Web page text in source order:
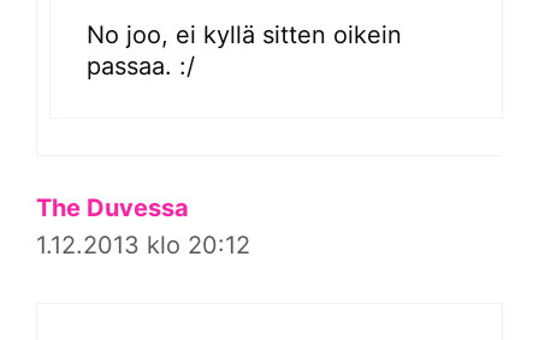
No joo, ei kyllä sitten oikein
passaa. :/
The Duvessa
1.12.2013 klo 20:12